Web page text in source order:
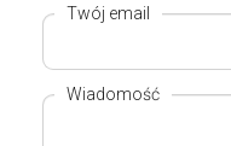
Twój email
Wiadomość